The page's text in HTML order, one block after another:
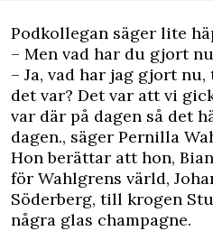
Podkollegan säger lite
– Men vad har du gjort
– Ja, vad har jag gjort
det var? Det var att vi
var där på dagen så det
dagen., säger Pernilla
Hon berättar att hon,
för Wahlgrens värld,
Söderberg, till krogen
några glas champagne.